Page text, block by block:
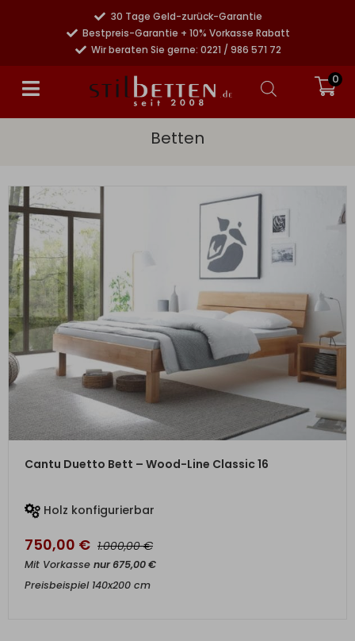
30 Tage Geld-zurück-Garantie
Bestpreis-Garantie + 10% Vorkasse Rabatt
Wir beraten Sie gerne: 0221 / 986 571 72
0
Betten
ZUM PRODUKT
Cantu Duetto Bett – Wood-Line Classic 16
Holz konfigurierbar
750,00 € 1.000,00€
Mit Vorkasse nur675,00€
Preisbeispiel 140x200 cm